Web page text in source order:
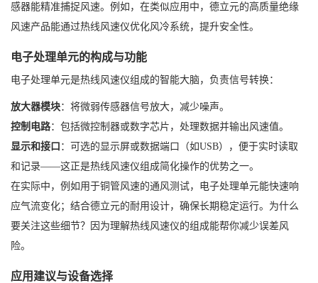
感器能精准捕捉风速。例如，在类似应用中，德立元的高质量绝缘
风速产品能通过热线风速仪优化风冷系统，提升安全性。
电子处理单元的构成与功能
电子处理单元是热线风速仪组成的智能大脑，负责信号转换：
放大器模块：将微弱传感器信号放大，减少噪声。
控制电路：包括微控制器或数字芯片，处理数据并输出风速值。
显示和接口 ：可选的显示屏或数据端口（如USB），便于实时读取
和记录——这正是热线风速仪组成简化操作的优势之一。
在实际中，例如用于铜管风速的通风测试，电子处理单元能快速响
应气流变化；结合德立元的耐用设计，确保长期稳定运行。为什么
要关注这些细节？因为理解热线风速仪的组成能帮你减少误差风
险。
应用建议与设备选择